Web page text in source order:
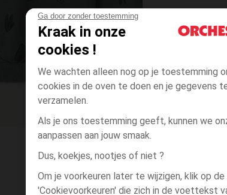
Ga door zonder toestemming
Kraak in onze
cookies !
We wachten alleen nog op je toestemming
cookies in de oven te doen en je gegevens
verzamelen.
Als je ons toestemming geeft, kunnen we
aanpassen aan jouw smaak.
Dus, koekjes, nootjes of niet ?
Om je voorkeuren later te wijzigen, klik op de
'Cookievoorkeuren' die zich in de voettekst